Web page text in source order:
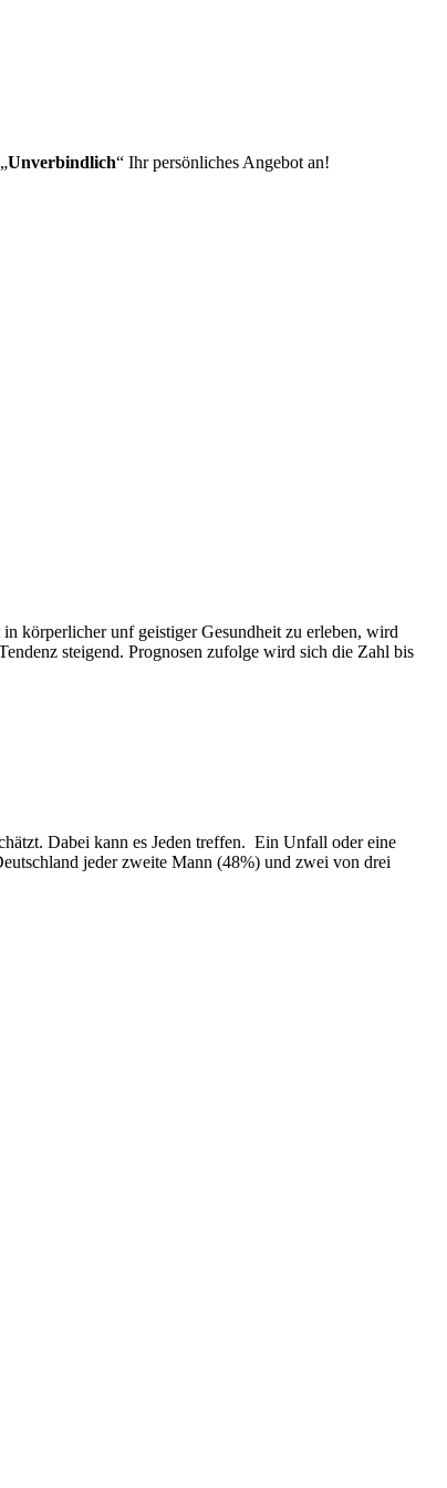
Unverbindlich“ Ihr persönliches Angebot an!
körperlicher unf geistiger Gesundheit zu erleben, wird
steigend. Prognosen zufolge wird sich die Zahl bis
Dabei kann es Jeden treffen. Ein Unfall oder eine
jeder zweite Mann (48%) und zwei von drei